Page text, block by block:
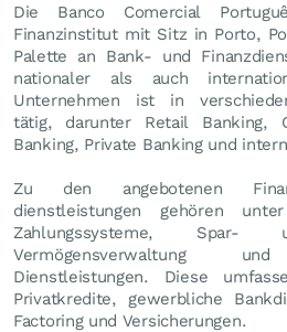
Die Banco Comercial
Finanzinstitut mit Sitz in Porto,
Palette an Bank- und
nationaler als auch
Unternehmen ist in
tätig, darunter Retail Banking,
Banking, Private Banking und
Zu den angebotenen
dienstleistungen gehören
Zahlungssysteme, Spar-
Vermögensverwaltung und
Dienstleistungen. Diese
Privatkredite, gewerbliche
Factoring und Versicherungen.